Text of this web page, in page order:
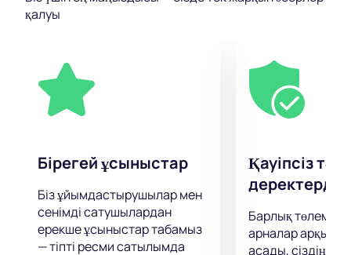
оқиғаларды бастан өткерді, ол өз жұмысында
сізбен бөлісуге дайын. Спектакльдер мен
қарамастан, ол әрқашан жақындарына, сондай-ақ
шабыт алатын сүйікті хоббилері мен
құмарлықтарына жеткілікті уақыт алады.
Сізге Максим Галкин дайындаған туындыларды
орындаушы дайындаған бірінші дәрежелі шоуға
бару арқылы өзіңізге позитивті қуат пен тамаша
көңіл-күй сыйлаңыз!
қалуы
Бірегей ұсыныстар
Біз ұйымдастырушылар мен
сенімді сатушылардан
ерекше ұсыныстар табамыз
— тіпті ресми сатылымда
Қауіпсіз
деректерді
Барлық
арналар арқылы
асады, сіздің